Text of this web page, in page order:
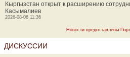
Кыргызстан открыт к расширению
Касымалиев
2026-08-06 11:36
Новости предоставлены
ДИСКУССИИ